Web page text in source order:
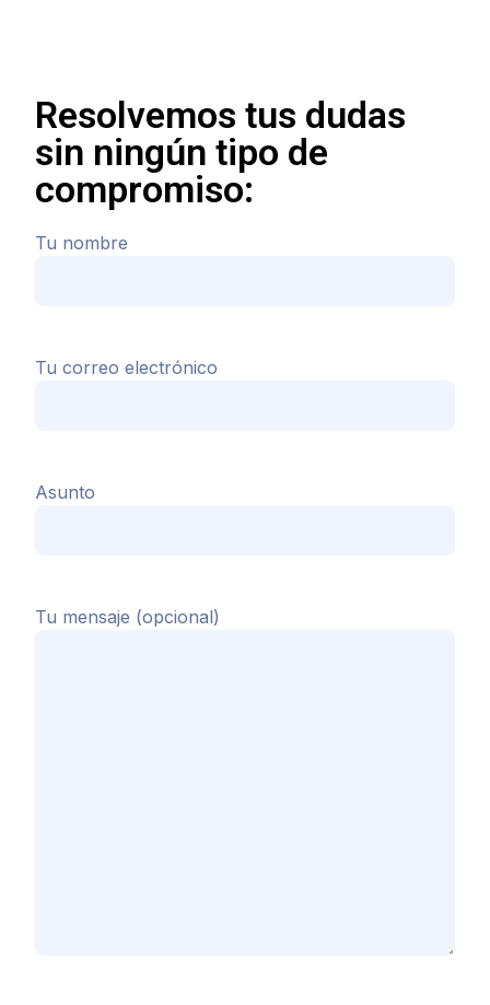
Resolvemos tus dudas
sin ningún tipo de
compromiso:
Tu nombre
Tu correo electrónico
Asunto
Tu mensaje (opcional)